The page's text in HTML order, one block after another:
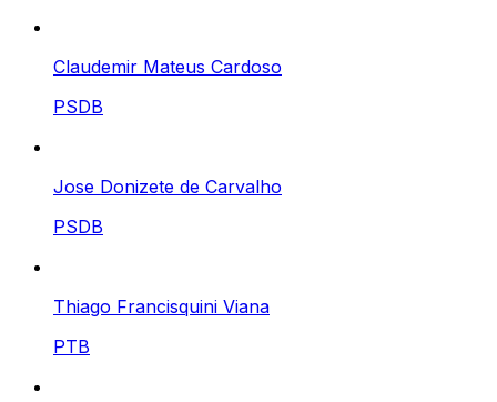
Claudemir Mateus Cardoso
PSDB
Jose Donizete de Carvalho
PSDB
Thiago Francisquini Viana
PTB